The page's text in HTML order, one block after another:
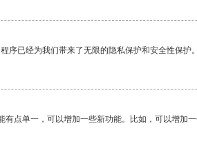
序已经为我们带来了无限的隐私保护和安全性保护
有点单一，可以增加一些新功能。比如，可以增加